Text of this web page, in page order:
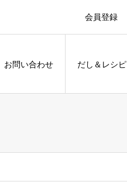
会員登録
お問い合わせ だし＆レシピ